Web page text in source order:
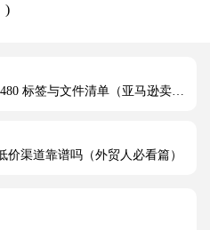
)
带电产品 FBA 空运入仓：UN3480 标签与文件清单（亚马逊卖家请注意）
渠道靠谱吗（外贸人必看篇）